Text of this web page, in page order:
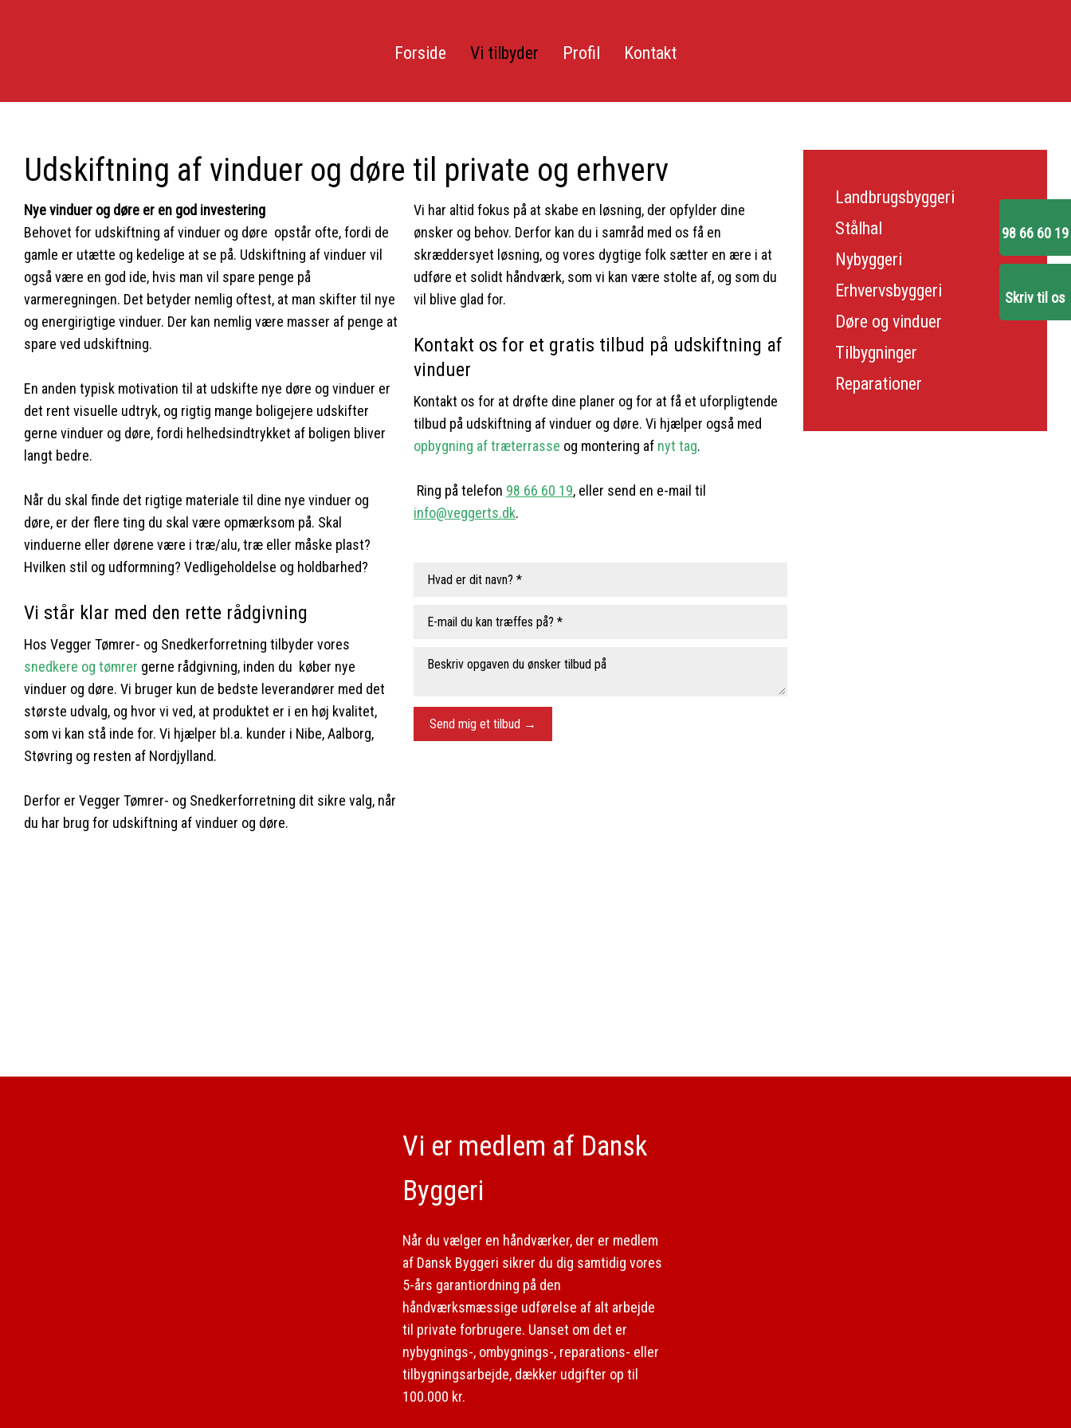
Forside Vi tilbyder Profil Kontakt
Udskiftning af vinduer og døre til private og erhverv
Nye vinduer og døre er en god investering
Behovet for udskiftning af vinduer og døre opstår ofte, fordi de
gamle er utætte og kedelige at se på. Udskiftning af vinduer vil
også være en god ide, hvis man vil spare penge på
varmeregningen. Det betyder nemlig oftest, at man skifter til nye
og energirigtige vinduer. Der kan nemlig være masser af penge at
spare ved udskiftning.
En anden typisk motivation til at udskifte nye døre og vinduer er
det rent visuelle udtryk, og rigtig mange boligejere udskifter
gerne vinduer og døre, fordi helhedsindtrykket af boligen bliver
langt bedre.
Når du skal finde det rigtige materiale til dine nye vinduer og
døre, er der flere ting du skal være opmærksom på. Skal
vinduerne eller dørene være i træ/alu, træ eller måske plast?
Hvilken stil og udformning? Vedligeholdelse og holdbarhed?
Vi står klar med den rette rådgivning
Hos Vegger Tømrer- og Snedkerforretning tilbyder vores
snedkere og tømrer gerne rådgivning, inden du køber nye
vinduer og døre. Vi bruger kun de bedste leverandører med det
største udvalg, og hvor vi ved, at produktet er i en høj kvalitet,
som vi kan stå inde for. Vi hjælper bl.a. kunder i Nibe, Aalborg,
Støvring og resten af Nordjylland.
Derfor er Vegger Tømrer- og Snedkerforretning dit sikre valg, når
du har brug for udskiftning af vinduer og døre.
Vi har altid fokus på at skabe en løsning, der opfylder dine
ønsker og behov. Derfor kan du i samråd med os få en
skræddersyet løsning, og vores dygtige folk sætter en ære i at
udføre et solidt håndværk, som vi kan være stolte af, og som du
vil blive glad for.​
Kontakt os for et gratis tilbud på udskiftning af
vinduer
Kontakt os for at drøfte dine planer og for at få et uforpligtende
tilbud på udskiftning af vinduer og døre. Vi hjælper også med
opbygning aftræterrasse og montering af nyt tag.
Ring på telefon 98 66 60 19, eller send en e-mail til
info@veggerts.dk.​
Landbrugsbyggeri
Stålhal
Nybyggeri
Erhvervsbyggeri
Døre og vinduer
Tilbygninger
Reparationer
​Vi er medlem af Dansk
Byggeri
​Når du vælger en håndværker, der er medlem
af Dansk Byggeri sikrer du dig samtidig vores
5-års garantiordning på den
håndværksmæssige udførelse af alt arbejde
til private forbrugere. Uanset om det er
nybygnings-, ombygnings-, reparations- eller
tilbygningsarbejde, dækker udgifter op til
100.000 kr.
98 66 60 19
Skriv til os